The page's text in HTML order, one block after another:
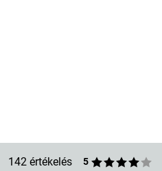
142 értékelés 5